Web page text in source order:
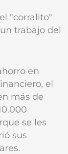
"corralito"
trabajo del
en
el
más de
se les
sus